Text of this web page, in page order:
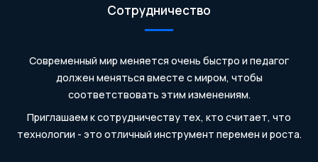
Сотрудничество
Современный мир меняется очень быстро и педагог
должен меняться вместе с миром, чтобы
соответствовать этим изменениям.
Приглашаем к сотрудничеству тех, кто считает, что
технологии - это отличный инструмент перемен и роста.